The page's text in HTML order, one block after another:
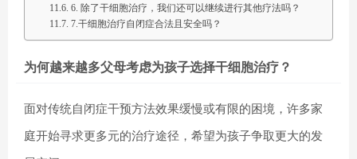
6. 除了干细胞治疗，我们还可以继续进行其他疗法吗？
7.干细胞治疗自闭症合法且安全吗？
为何越来越多父母考虑为孩子选择干细胞治疗？
面对传统自闭症干预方法效果缓慢或有限的困境，许多家
庭开始寻求更多元的治疗途径，希望为孩子争取更大的发